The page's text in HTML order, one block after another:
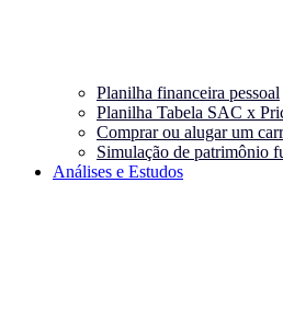
Planilha financeira pessoal
Planilha Tabela SAC x
Comprar ou alugar um
Simulação de patrimônio
Análises e Estudos